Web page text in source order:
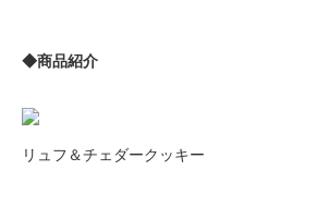
◆商品紹介
リュフ＆チェダークッキー